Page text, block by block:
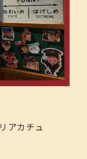
アカチュ